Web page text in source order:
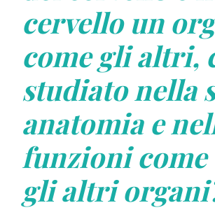
cervello un
come gli altri,
studiato nella
anatomia e
funzioni
gli altri